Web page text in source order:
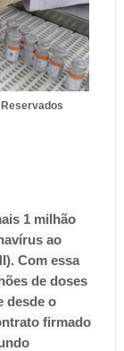
1 milhão
ao
Com essa
de doses
desde o
firmado